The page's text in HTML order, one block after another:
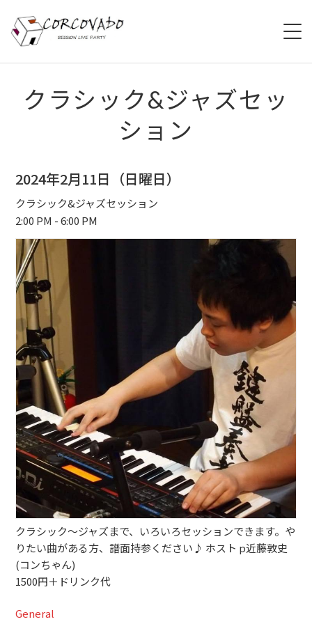
HOME
ABOUT
ブッキングライブ出演者募集！！
楽器機材等
初心者POPS
クラシック&ジャズセッ
ション
2024年2月11日（日曜日）
クラシック&ジャズセッション
2:00 PM - 6:00 PM
クラシック〜ジャズまで、いろいろセッションできます。や
りたい曲がある方、譜面持参ください♪ ホスト p近藤敦史
(コンちゃん)
1500円＋ドリンク代
General